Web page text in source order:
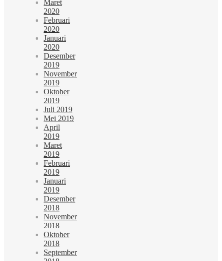
Maret
2020
Februari
2020
Januari
2020
Desember
2019
November
2019
Oktober
2019
Juli 2019
Mei 2019
April
2019
Maret
2019
Februari
2019
Januari
2019
Desember
2018
November
2018
Oktober
2018
September